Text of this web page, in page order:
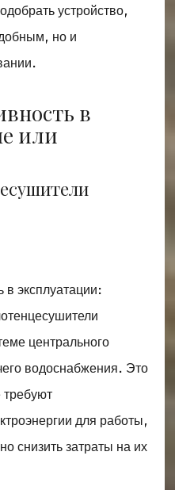
устройство,
но и
в
или
в эксплуатации:
центрального
водоснабжения. Это
требуют
для работы,
снизить затраты на их